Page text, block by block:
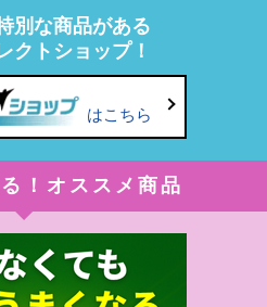
別な商品がある
クトショップ！
はこちら
！オススメ商品